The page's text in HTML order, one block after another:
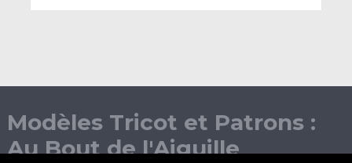
Modèles Tricot et Patrons :
Au Bout de l'Aiguille